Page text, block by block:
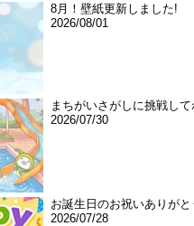
8月！壁紙更新しました!
2026/08/01
まちがいさがしに挑戦して
2026/07/30
お誕生日のお祝いありがと
2026/07/28